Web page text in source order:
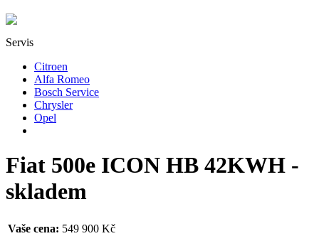
Servis
Citroen
Alfa Romeo
Bosch Service
Chrysler
Opel
Fiat 500e ICON HB 42KWH -
skladem
Vaše cena: 549 900 Kč